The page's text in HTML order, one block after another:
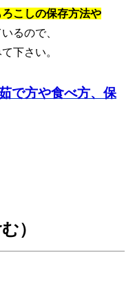
こしの保存方法や
るので、
下さい。
で方や食べ方、保
）